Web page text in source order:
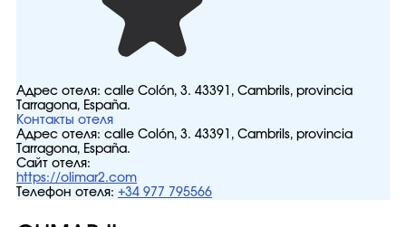
Адрес отеля: calle Colón, 3. 43391, Cambrils, provincia
Tarragona, España.
Контакты отеля
Адрес отеля: calle Colón, 3. 43391, Cambrils, provincia
Tarragona, España.
Сайт отеля:
https://olimar2.com
Телефон отеля: +34 977 795566